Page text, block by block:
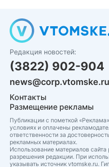
Редакция новостей:
(3822) 902-904
news@corp.vtomske.ru
Контакты
Размещение рекламы
Публикации с пометкой
условиях и оплачены
ответственности за
рекламных материалах.
Использование материалов
разрешения редакции. При
указывать источник vtomske.ru.